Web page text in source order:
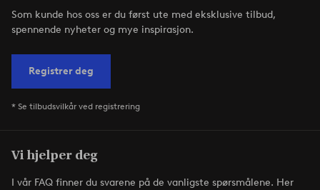
Som kunde hos oss er du først ute med eksklusive tilbud,
spennende nyheter og mye inspirasjon.
Registrer deg
* Se tilbudsvilkår ved registrering
Vi hjelper deg
I vår FAQ finner du svarene på de vanligste spørsmålene. Her